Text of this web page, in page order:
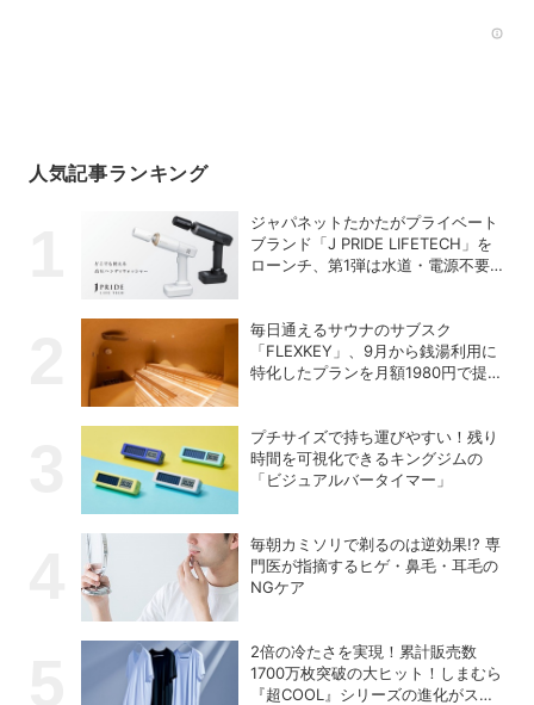
人気記事ランキング
ジャパネットたかたがプライベート
ブランド「J PRIDE LIFETECH」を
ローンチ、第1弾は水道・電源不要
毎日通えるサウナのサブスク
「FLEXKEY」、9月から銭湯利用に
特化したプランを月額1980円で提供
プチサイズで持ち運びやすい！残り
時間を可視化できるキングジムの
「ビジュアルバータイマー」
毎朝カミソリで剃るのは逆効果!? 専
門医が指摘するヒゲ・鼻毛・耳毛の
NGケア
2倍の冷たさを実現！累計販売数
1700万枚突破の大ヒット！しまむら
『超COOL』シリーズの進化がスゴ